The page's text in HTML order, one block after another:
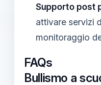
Supporto post
attivare servizi
monitoraggio
FAQs
Bullismo a